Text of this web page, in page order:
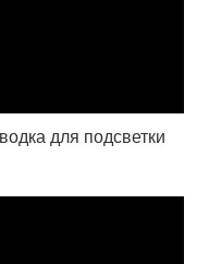
для подсветки